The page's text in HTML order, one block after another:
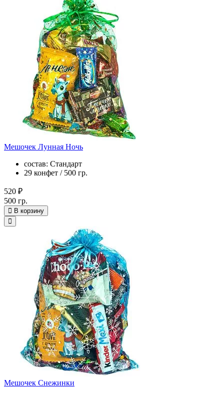
Мешочек Лунная Ночь
состав: Стандарт
29 конфет / 500 гр.
520 ₽
500 гр.
В корзину
Мешочек Снежинки